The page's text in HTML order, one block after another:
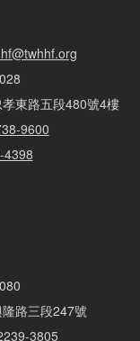
東路五段480號4樓
9600
4398
路三段247號
3805